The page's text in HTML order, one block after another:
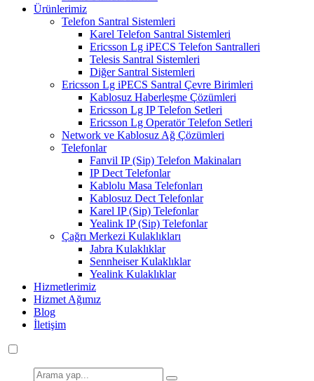
Ürünlerimiz
Telefon Santral Sistemleri
Karel Telefon Santral Sistemleri
Ericsson Lg iPECS Telefon Santralleri
Telesis Santral Sistemleri
Diğer Santral Sistemleri
Ericsson Lg iPECS Santral Çevre Birimleri
Kablosuz Haberleşme Çözümleri
Ericsson Lg IP Telefon Setleri
Ericsson Lg Operatör Telefon Setleri
Network ve Kablosuz Ağ Çözümleri
Telefonlar
Fanvil IP (Sip) Telefon Makinaları
IP Dect Telefonlar
Kablolu Masa Telefonları
Kablosuz Dect Telefonlar
Karel IP (Sip) Telefonlar
Yealink IP (Sip) Telefonlar
Çağrı Merkezi Kulaklıkları
Jabra Kulaklıklar
Sennheiser Kulaklıklar
Yealink Kulaklıklar
Hizmetlerimiz
Hizmet Ağımız
Blog
İletişim